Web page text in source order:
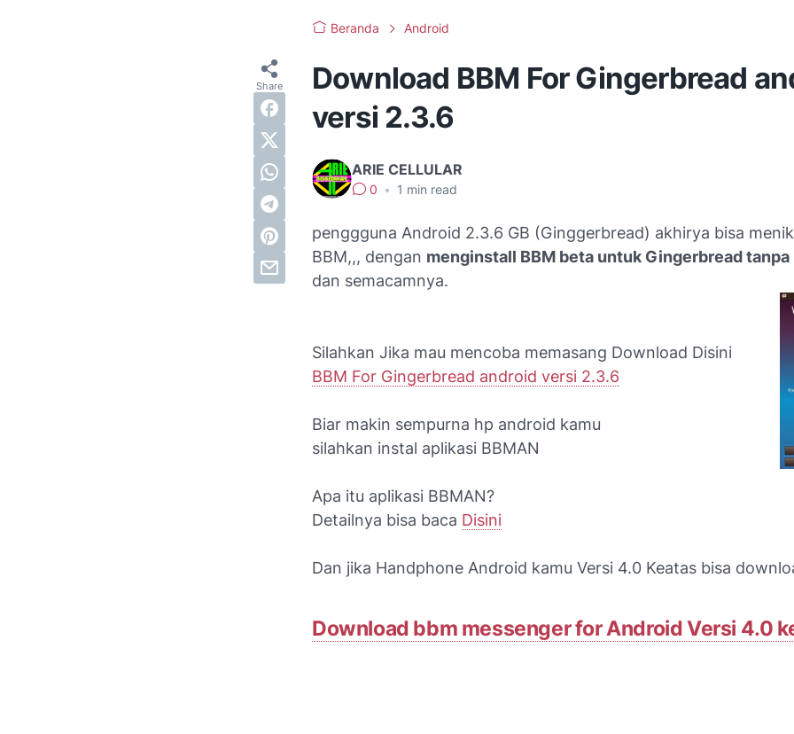
Beranda Android
Download BBM For Gingerbread
versi 2.3.6
ARIE CELLULAR
0 • 1 min read
penggguna Android 2.3.6 GB (Ginggerbread) akhirya bisa
BBM,,, dengan menginstall BBM beta untuk Gingerbread
dan semacamnya.
Silahkan Jika mau mencoba memasang Download Disini
BBM For Gingerbread android versi 2.3.6
Biar makin sempurna hp android kamu
silahkan instal aplikasi BBMAN
Apa itu aplikasi BBMAN?
Detailnya bisa baca Disini
Dan jika Handphone Android kamu Versi 4.0 Keatas bisa
Download bbm messenger for Android Versi 4.0